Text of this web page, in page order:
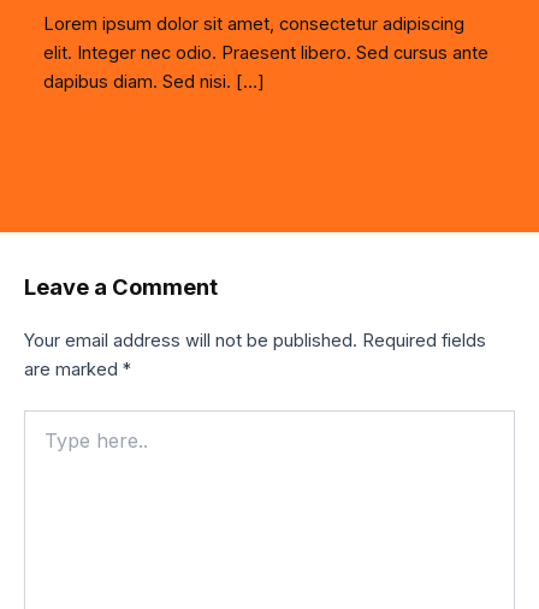
Lorem ipsum dolor sit amet, consectetur adipiscing
elit. Integer nec odio. Praesent libero. Sed cursus ante
dapibus diam. Sed nisi. […]
Leave a Comment
Your email address will not be published. Required fields
are marked *
here..